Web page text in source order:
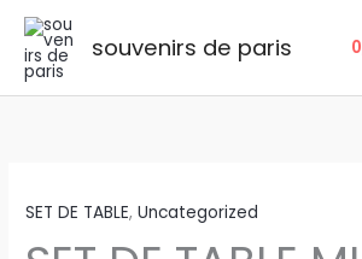
Aller
contenu
souvenirs de paris
SET DE TABLE,Uncategorized
de
SET